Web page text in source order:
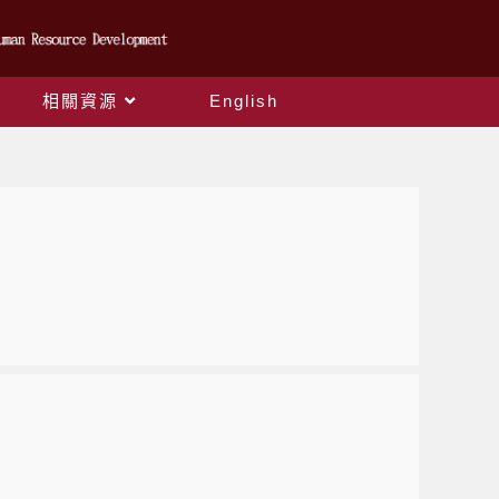
相關資源 English